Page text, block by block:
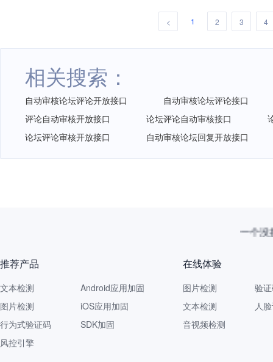
< 1 2 3 4
相关搜索：
自动审核论坛评论开放接口
自动审核论坛评论接口
评论自动审核开放接口
论坛评论自动审核接口
论坛评论审核开放接口
自动审核论坛回复开放接口
一个没
推荐产品
文本检测
图片检测
行为式验证码
风控引擎
Android应用加固
iOS应用加固
SDK加固
在线体验
图片检测
文本检测
音视频检测
验
人